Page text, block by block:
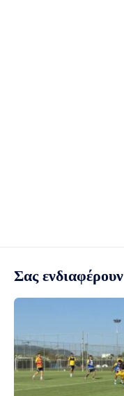
Σας ενδιαφέρουν